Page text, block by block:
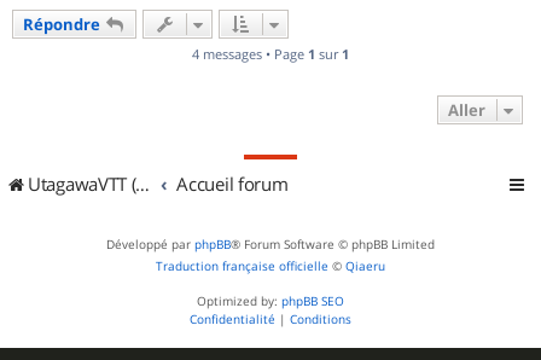
Répondre
4 messages • Page 1 sur 1
Aller
UtagawaVTT (Randos VTT et VTTAE avec traces GPS) Accueil forum
Développé par phpBB® Forum Software © phpBB Limited
Traduction française officielle © Qiaeru
Optimized by: phpBB SEO
Confidentialité | Conditions